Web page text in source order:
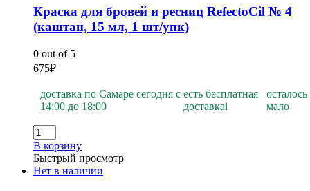
Краска для бровей и ресниц RefectoCil № 4
(каштан, 15 мл, 1 шт/упк)
0 out of 5
675₽
доставка по Самаре сегодня с
14:00 до 18:00
есть бесплатная
доставкаi
осталось
мало
В корзину
Быстрый просмотр
Нет в наличии